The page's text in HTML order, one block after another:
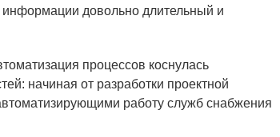
информации довольно длительный и
процессов коснулась
начиная от разработки проектной
работу служб снабжения